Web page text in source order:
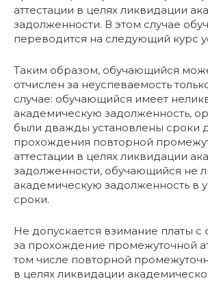
аттестации в целях ликвидации
задолженности. В этом случае
переводится на следующий курс
Таким образом, обучающийся
отчислен за неуспеваемость
случае: обучающийся имеет
академическую задолженность,
были дважды установлены сроки
прохождения повторной
аттестации в целях ликвидации
задолженности, обучающийся не
академическую задолженность в
сроки.
Не допускается взимание платы с
за прохождение промежуточной
том числе повторной
в целях ликвидации